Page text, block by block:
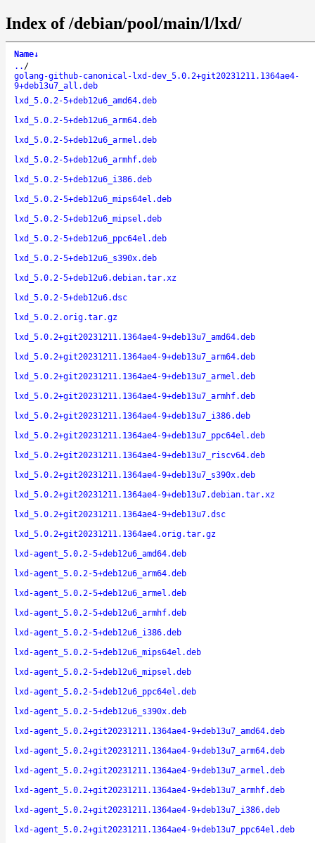
Index of /debian/pool/main/l/lxd/
Name↓
.. /
golang-github-canonical-lxd-dev_5.0.2+git20231211.1364ae4-
9+deb13u7_all.deb
lxd_5.0.2-5+deb12u6_amd64.deb
lxd_5.0.2-5+deb12u6_arm64.deb
lxd_5.0.2-5+deb12u6_armel.deb
lxd_5.0.2-5+deb12u6_armhf.deb
lxd_5.0.2-5+deb12u6_i386.deb
lxd_5.0.2-5+deb12u6_mips64el.deb
lxd_5.0.2-5+deb12u6_mipsel.deb
lxd_5.0.2-5+deb12u6_ppc64el.deb
lxd_5.0.2-5+deb12u6_s390x.deb
lxd_5.0.2-5+deb12u6.debian.tar.xz
lxd_5.0.2-5+deb12u6.dsc
lxd_5.0.2.orig.tar.gz
lxd_5.0.2+git20231211.1364ae4-9+deb13u7_amd64.deb
lxd_5.0.2+git20231211.1364ae4-9+deb13u7_arm64.deb
lxd_5.0.2+git20231211.1364ae4-9+deb13u7_armel.deb
lxd_5.0.2+git20231211.1364ae4-9+deb13u7_armhf.deb
lxd_5.0.2+git20231211.1364ae4-9+deb13u7_i386.deb
lxd_5.0.2+git20231211.1364ae4-9+deb13u7_ppc64el.deb
lxd_5.0.2+git20231211.1364ae4-9+deb13u7_riscv64.deb
lxd_5.0.2+git20231211.1364ae4-9+deb13u7_s390x.deb
lxd_5.0.2+git20231211.1364ae4-9+deb13u7.debian.tar.xz
lxd_5.0.2+git20231211.1364ae4-9+deb13u7.dsc
lxd_5.0.2+git20231211.1364ae4.orig.tar.gz
lxd-agent_5.0.2-5+deb12u6_amd64.deb
lxd-agent_5.0.2-5+deb12u6_arm64.deb
lxd-agent_5.0.2-5+deb12u6_armel.deb
lxd-agent_5.0.2-5+deb12u6_armhf.deb
lxd-agent_5.0.2-5+deb12u6_i386.deb
lxd-agent_5.0.2-5+deb12u6_mips64el.deb
lxd-agent_5.0.2-5+deb12u6_mipsel.deb
lxd-agent_5.0.2-5+deb12u6_ppc64el.deb
lxd-agent_5.0.2-5+deb12u6_s390x.deb
lxd-agent_5.0.2+git20231211.1364ae4-9+deb13u7_amd64.deb
lxd-agent_5.0.2+git20231211.1364ae4-9+deb13u7_arm64.deb
lxd-agent_5.0.2+git20231211.1364ae4-9+deb13u7_armel.deb
lxd-agent_5.0.2+git20231211.1364ae4-9+deb13u7_armhf.deb
lxd-agent_5.0.2+git20231211.1364ae4-9+deb13u7_i386.deb
lxd-agent_5.0.2+git20231211.1364ae4-9+deb13u7_ppc64el.deb